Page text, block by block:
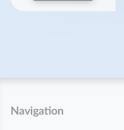
Navigation